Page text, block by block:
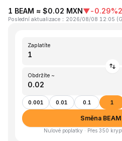
1 BEAM ≈ $0.02 MXN▼-0.29%
Poslední aktualizace ： 2026/08/08 12:05 (
Zaplatíte
Obdržíte ~
0.001 0.01 0.1 1
Směna
Nulové poplatky · Přes 350